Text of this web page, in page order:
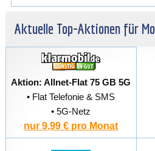
Aktuelle Top-Aktionen für
Aktion: Allnet-Flat 75 GB 5G
• Flat Telefonie & SMS
• 5G-Netz
nur 9,99 € pro Monat